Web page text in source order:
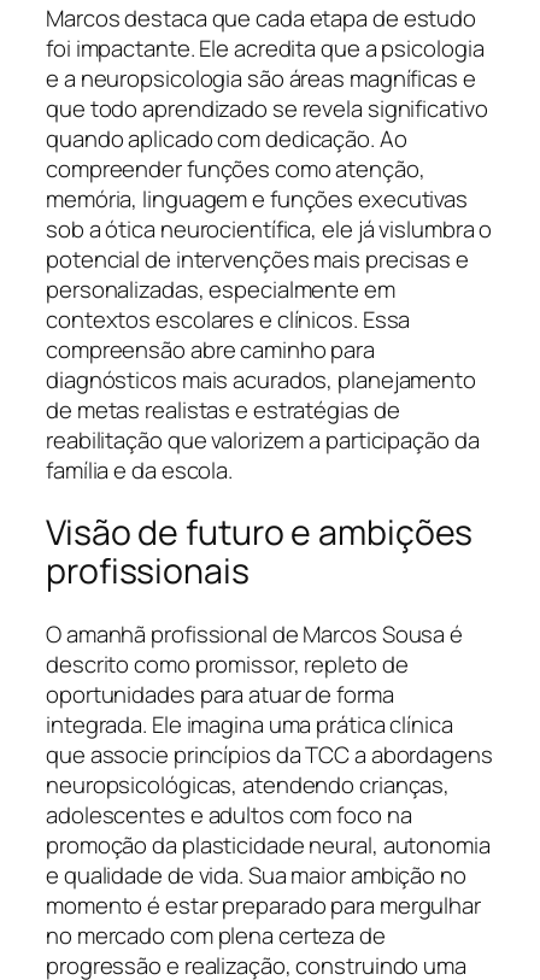
Marcos destaca que cada etapa de estudo
foi impactante. Ele acredita que a psicologia
e a neuropsicologia são áreas magníficas e
que todo aprendizado se revela significativo
quando aplicado com dedicação. Ao
compreender funções como atenção,
memória, linguagem e funções executivas
sob a ótica neurocientífica, ele já vislumbra o
potencial de intervenções mais precisas e
personalizadas, especialmente em
contextos escolares e clínicos. Essa
compreensão abre caminho para
diagnósticos mais acurados, planejamento
de metas realistas e estratégias de
reabilitação que valorizem a participação da
família e da escola.
Visão de futuro e ambições
profissionais
O amanhã profissional de Marcos Sousa é
descrito como promissor, repleto de
oportunidades para atuar de forma
integrada. Ele imagina uma prática clínica
que associe princípios da TCC a abordagens
neuropsicológicas, atendendo crianças,
adolescentes e adultos com foco na
promoção da plasticidade neural, autonomia
e qualidade de vida. Sua maior ambição no
momento é estar preparado para mergulhar
no mercado com plena certeza de
progressão e realização, construindo uma